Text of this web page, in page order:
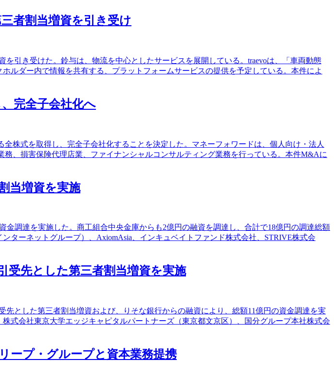
者割当増資を引き受け
引き受けた。鈴与は、物流を中心としたサービスを展開している。traevoは、「車両動態
ルダー内で情報を共有する、プラットフォームサービスの提供を予定している。本件によ
完全子会社化へ
株式を取得し、完全子会社化することを決定した。マネーフォワードは、個人向け・法人
、損害保険代理店業、ファイナンシャルコンサルティング業務を行っている。本件M&Aに
当増資を実施
調達を実施した。商工組合中央金庫からも2億円の融資を調達し、合計で18億円の調達総額
ターネットグループ）、AxiomAsia、インキュベイトファンド株式会社、STRIVE株式会
受先とした第三者割当増資を実施
とした第三者割当増資および、りそな銀行からの融資により、総額11億円の資金調達を実
式会社東京大学エッジキャピタルパートナーズ（東京都文京区）、国分グループ本社株式会
ープ・グループと資本業務提携